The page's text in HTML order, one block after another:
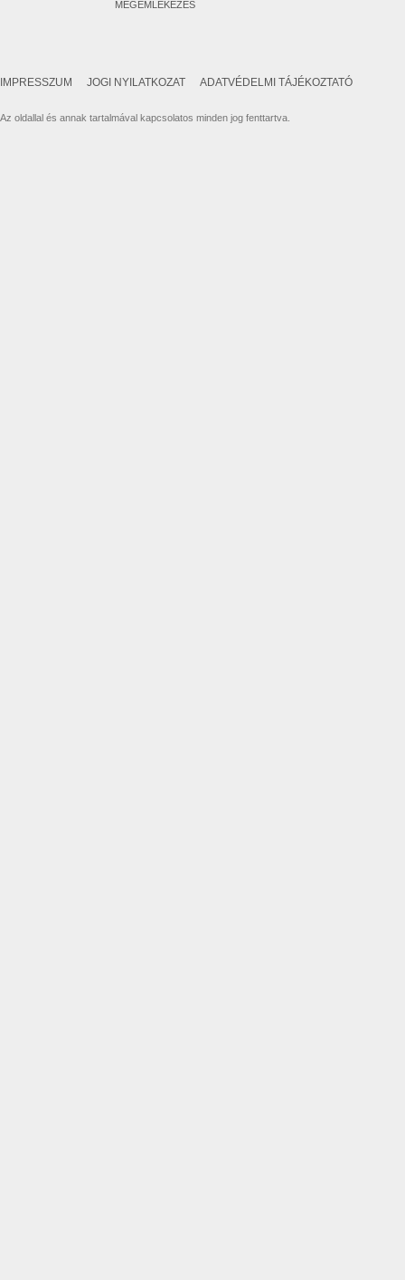
MEGEMLÉKEZÉS
IMPRESSZUM JOGI NYILATKOZAT ADATVÉDELMI TÁJÉKOZTATÓ
Az oldallal és annak tartalmával kapcsolatos minden jog fenttartva.